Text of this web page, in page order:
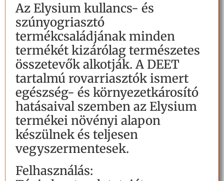
Az Elysium kullancs- és
szúnyogriasztó
termékcsaládjának minden
termékét kizárólag természetes
összetevők alkotják. A DEET
tartalmú rovarriasztók ismert
egészség- és környezetkárosító
hatásaival szemben az Elysium
termékei növényi alapon
készülnek és teljesen
vegyszermentesek.
Felhasználás: